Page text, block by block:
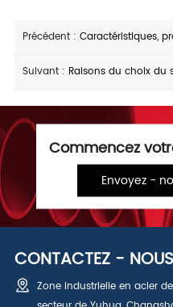
Précédent : Caractéristiques, production, et
Suivant : Raisons du choix du soudage
Commencez
Envoyez -
CONTACTEZ - NOUS
Zone industrielle en acier